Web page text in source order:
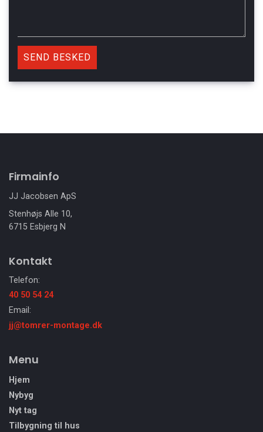
Firmainfo
JJ Jacobsen ApS
Stenhøjs Alle 10,
6715 Esbjerg N
Kontakt
Telefon:
40 50 54 24
Email:
jj@tomrer-montage.dk
Menu
Hjem
Nybyg
Nyt tag
Tilbygning til hus